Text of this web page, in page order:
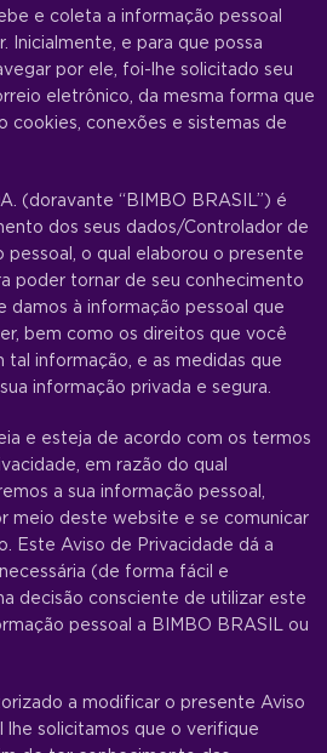
e coleta a informação pessoal
Inicialmente, e para que possa
por ele, foi-lhe solicitado seu
eletrônico, da mesma forma que
cookies, conexões e sistemas de
(doravante “BIMBO BRASIL”) é
dos seus dados/Controlador de
pessoal, o qual elaborou o presente
poder tornar de seu conhecimento
à informação pessoal que
bem como os direitos que você
tal informação, e as medidas que
informação privada e segura.
e esteja de acordo com os termos
em razão do qual
a sua informação pessoal,
meio deste website e se comunicar
Este Aviso de Privacidade dá a
(de forma fácil e
decisão consciente de utilizar este
pessoal a BIMBO BRASIL ou
a modificar o presente Aviso
lhe solicitamos que o verifique